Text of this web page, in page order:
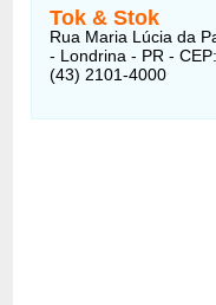
Tok & Stok
Rua Maria Lúcia da
- Londrina - PR -
(43) 2101-4000